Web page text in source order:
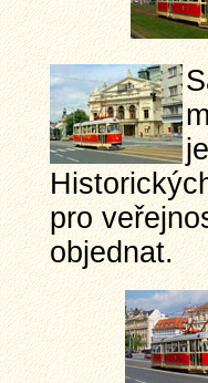
pro
objednat.